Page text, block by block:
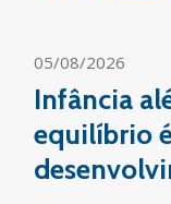
05/08/2026
Infância
equilíbrio